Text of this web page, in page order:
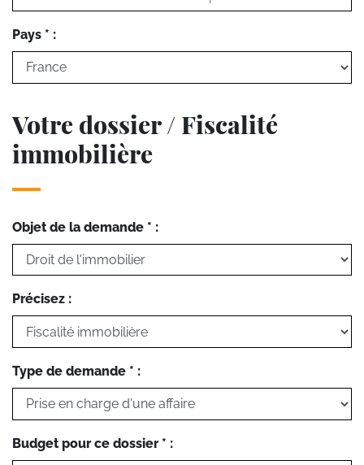
Pays * :
Votre dossier / Fiscalité
immobilière
Objet de la demande * :
Précisez :
Type de demande * :
Budget pour ce dossier * :